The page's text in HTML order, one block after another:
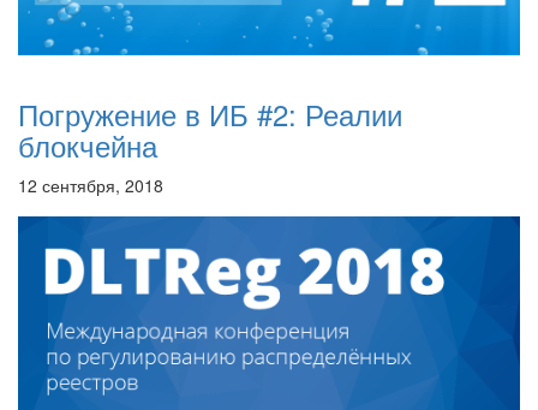
Погружение в ИБ #2: Реалии
блокчейна
12 сентября, 2018